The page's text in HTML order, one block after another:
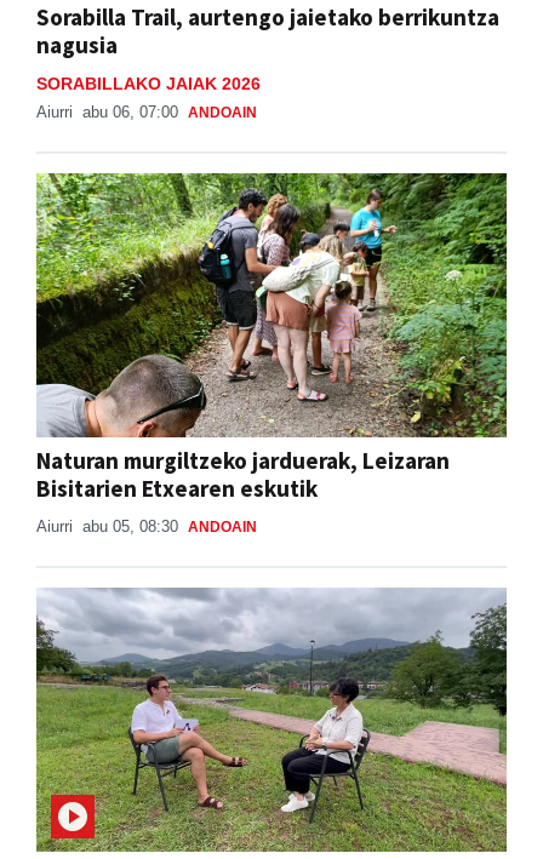
Sorabilla Trail, aurtengo jaietako berrikuntza
nagusia
SORABILLAKO JAIAK 2026
Aiurri abu 06, 07:00 ANDOAIN
Naturan murgiltzeko jarduerak, Leizaran
Bisitarien Etxearen eskutik
Aiurri abu 05, 08:30 ANDOAIN